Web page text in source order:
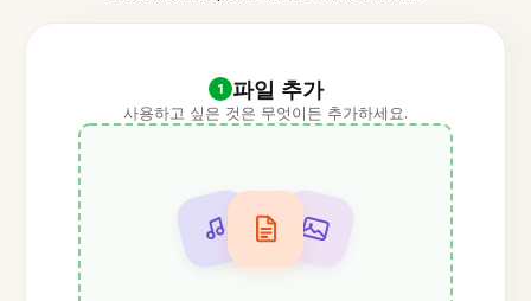
1 파일 추가
사용하고 싶은 것은 무엇이든 추가하세요.